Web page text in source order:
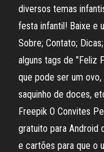
diversos temas
festa infantil! Baixe e
Sobre; Contato;
alguns tags de "Feliz
que pode ser um
saquinho de doces,
Freepik O Convites
gratuito para Android
e cartões para que o